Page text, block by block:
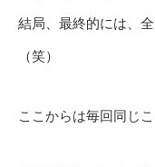
結局、最終的には、
（笑）
ここからは毎回同じ